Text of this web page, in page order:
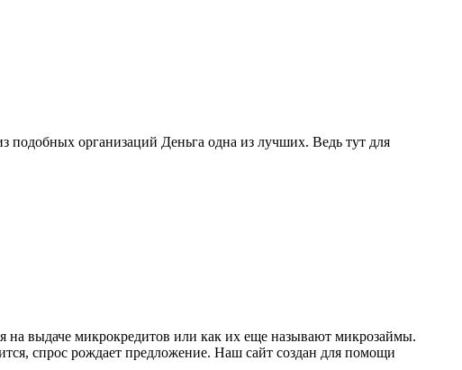
подобных организаций Деньга одна из лучших. Ведь тут для
выдаче микрокредитов или как их еще называют микрозаймы.
спрос рождает предложение. Наш сайт создан для помощи